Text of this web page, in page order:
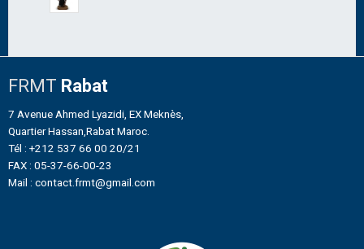
FRMT Rabat
7 Avenue Ahmed Lyazidi, EX Meknès,
Quartier Hassan,Rabat Maroc.
Tél : +212 537 66 00 20/21
FAX : 05-37-66-00-23
Mail : contact.frmt@gmail.com